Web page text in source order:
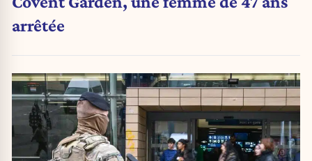
arrêtée